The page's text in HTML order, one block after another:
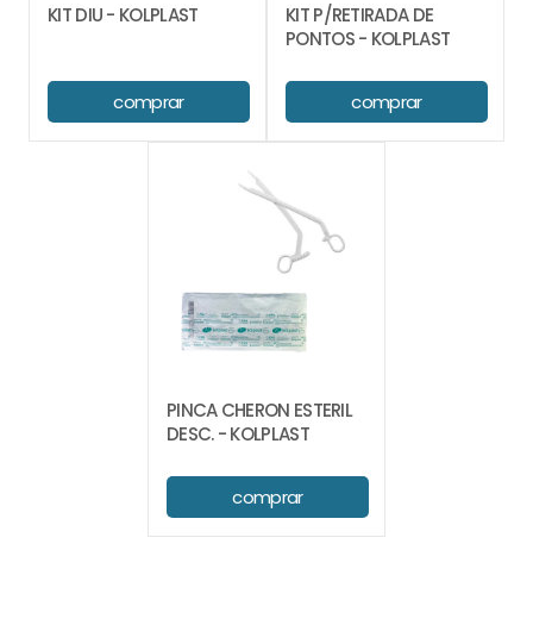
KIT DIU - KOLPLAST
comprar
KIT P/RETIRADA DE
PONTOS - KOLPLAST
comprar
PINCA CHERON ESTERIL
DESC. - KOLPLAST
comprar